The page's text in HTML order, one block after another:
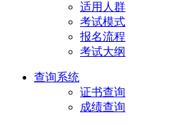
适用人群
考试模式
报名流程
考试大纲
查询系统
证书查询
成绩查询